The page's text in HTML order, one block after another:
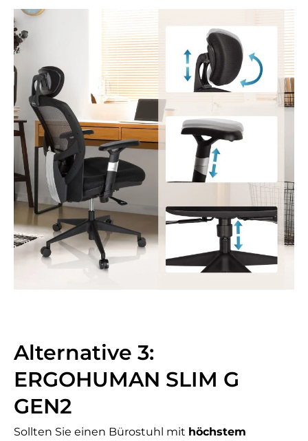
Alternative 3:
ERGOHUMAN SLIM G
GEN2
Sollten Sie einen Bürostuhl mit höchstem